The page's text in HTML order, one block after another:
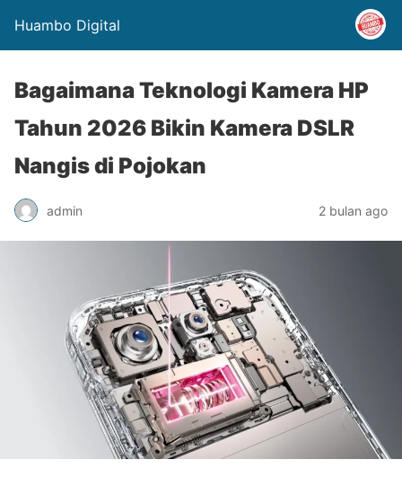
Huambo Digital
Bagaimana Teknologi Kamera HP
Tahun 2026 Bikin Kamera DSLR
Nangis di Pojokan
admin 2 bulan ago